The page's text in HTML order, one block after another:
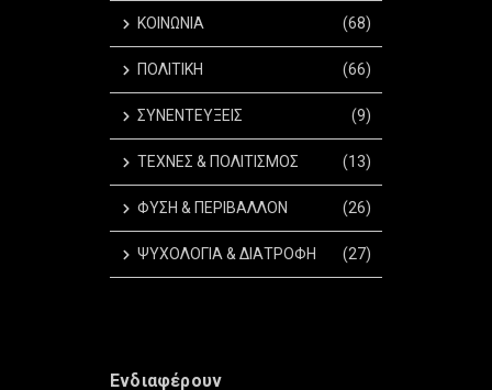
ΚΟΙΝΩΝΙΑ (68)
ΠΟΛΙΤΙΚΗ (66)
ΣΥΝΕΝΤΕΥΞΕΙΣ (9)
ΤΕΧΝΕΣ & ΠΟΛΙΤΙΣΜΟΣ (13)
ΦΥΣΗ & ΠΕΡΙΒΑΛΛΟΝ (26)
ΨΥΧΟΛΟΓΙΑ & ΔΙΑΤΡΟΦΗ (27)
Ενδιαφέρουν